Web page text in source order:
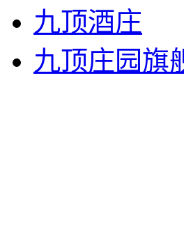
九顶酒庄
九顶庄园旗